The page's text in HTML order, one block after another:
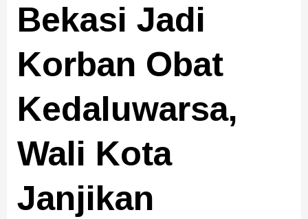
Bekasi Jadi
Korban Obat
Kedaluwarsa,
Wali Kota
Janjikan